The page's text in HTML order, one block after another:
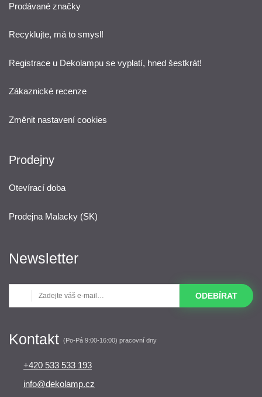
Prodávané značky
Recyklujte, má to smysl!
Registrace u Dekolampu se vyplatí, hned šestkrát!
Zákaznické recenze
Změnit nastavení cookies
Prodejny
Otevírací doba
Prodejna Malacky (SK)
Newsletter
ODEBÍRAT
Kontakt (Po-Pá 9:00-16:00) pracovní dny
+420 533 533 193
info@dekolamp.cz